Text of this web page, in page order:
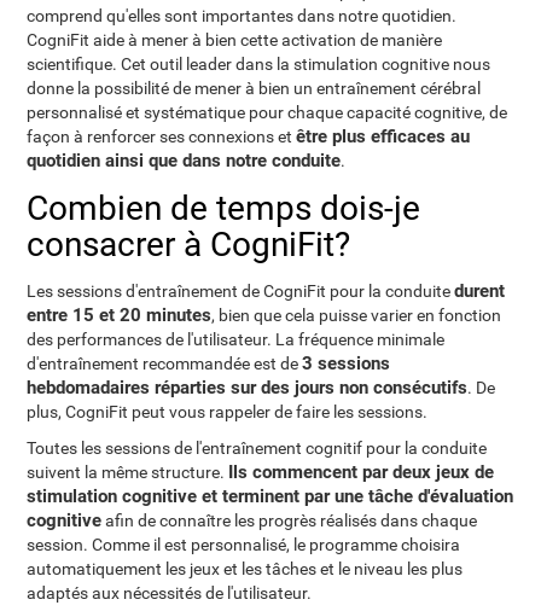
comprend qu'elles sont importantes dans notre quotidien.
CogniFit aide à mener à bien cette activation de manière
scientifique. Cet outil leader dans la stimulation cognitive nous
donne la possibilité de mener à bien un entraînement cérébral
personnalisé et systématique pour chaque capacité cognitive, de
façon à renforcer ses connexions etêtre plus efficaces au
quotidien ainsi que dans notre conduite.
Combien de temps dois-je
consacrer à CogniFit?
Les sessions d'entraînement de CogniFit pour la conduitedurent
entre 15 et 20 minutes, bien que cela puisse varier en fonction
des performances de l'utilisateur. La fréquence minimale
d'entraînement recommandée est de3 sessions
hebdomadaires réparties sur des jours non consécutifs. De
plus, CogniFit peut vous rappeler de faire les sessions.
Toutes les sessions de l'entraînement cognitif pour la conduite
suivent la même structure. Ils commencent par deux jeux de
stimulation cognitive et terminent par une tâche d'évaluation
cognitiveafin de connaître les progrès réalisés dans chaque
session. Comme il est personnalisé, le programme choisira
automatiquement les jeux et les tâches et le niveau les plus
adaptés aux nécessités de l'utilisateur.